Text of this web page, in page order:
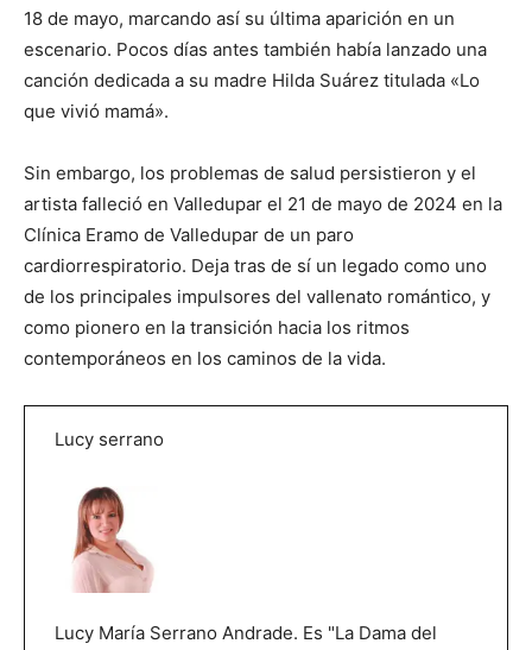
18 de mayo, marcando así su última aparición en un
escenario. Pocos días antes también había lanzado una
canción dedicada a su madre Hilda Suárez titulada «Lo
que vivió mamá».
Sin embargo, los problemas de salud persistieron y el
artista falleció en Valledupar el 21 de mayo de 2024 en la
Clínica Eramo de Valledupar de un paro
cardiorrespiratorio. Deja tras de sí un legado como uno
de los principales impulsores del vallenato romántico, y
como pionero en la transición hacia los ritmos
contemporáneos en los caminos de la vida.
Lucy serrano
Lucy María Serrano Andrade. Es "La Dama del